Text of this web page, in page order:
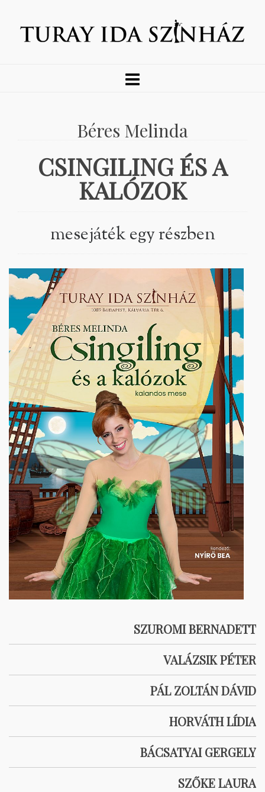
Béres Melinda
CSINGILING ÉS A
KALÓZOK
mesejáték egy részben
SZUROMI BERNADETT
VALÁZSIK PÉTER
PÁL ZOLTÁN DÁVID
HORVÁTH LÍDIA
BÁCSATYAI GERGELY
SZŐKE LAURA